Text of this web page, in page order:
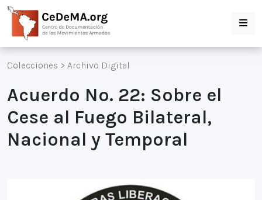
Colecciones > Archivo Digital
Acuerdo No. 22: Sobre el
Cese al Fuego Bilateral,
Nacional y Temporal